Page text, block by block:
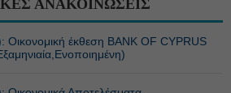
ΑΝΑΚΟΙΝΩΣΕΙΣ
έκθεση BANK OF CYPRUS